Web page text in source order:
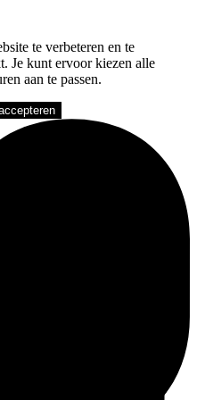
te verbeteren en te
Je kunt ervoor kiezen alle
aan te passen.